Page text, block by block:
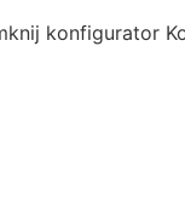
konfigurator